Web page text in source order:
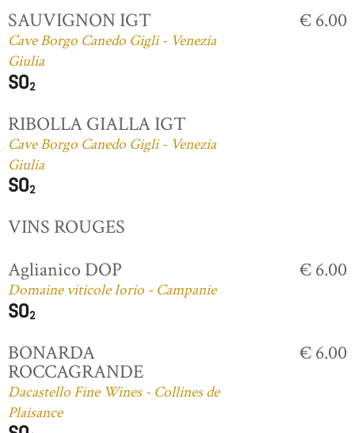
SAUVIGNON IGT
Cave Borgo Canedo Gigli - Venezia
Giulia
€ 6.00
RIBOLLA GIALLA IGT
Cave Borgo Canedo Gigli - Venezia
Giulia
VINS ROUGES
Aglianico DOP
Domaine viticole Iorio - Campanie
€ 6.00
BONARDA
ROCCAGRANDE
Dacastello Fine Wines - Collines de
Plaisance
€ 6.00